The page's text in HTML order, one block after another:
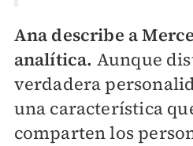
Ana describe a
analítica. Aunque
verdadera
una característica
comparten los